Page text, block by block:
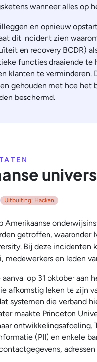
wanneer alles op
en opnieuw
dit incident zien
en recovery BCDR)
functies draaiende
klanten te verminderen.
gehouden met hoe
beschermd.
Uitbuiting: Hacken
Amerikaanse
getroffen, waaronder
Bij deze incidenten
medewerkers en leden
aanval op 31 oktober
afkomstig leken te zijn
systemen die verband
maakte Princeton
(PII) en enkele